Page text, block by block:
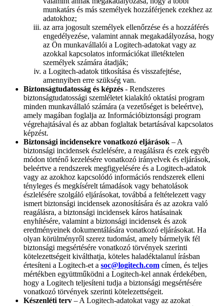
munkatárs és más személyek hozzáférjenek ezekhez az
adatokhoz;
az arra jogosult személyek ellenőrzése és a hozzáférés
engedélyezése, valamint annak megakadályozása, hogy
az Ön munkavállalói a Logitech-adatokat vagy az
azokkal kapcsolatos információkat illetéktelen
személyek számára átadják;
a Logitech-adatok titkosítása és visszafejtése,
amennyiben erre szükség van.
Biztonságtudatosság és képzés - Rendszeres
biztonságtudatossági szemléletet kialakító oktatási program
minden munkavállaló számára (a vezetőséget is beleértve),
amely magában foglalja az Információbiztonsági program
végrehajtásával és az abban foglaltak betartásával kapcsolatos
képzést.
Biztonsági incidensekre vonatkozó eljárások – A
biztonsági incidensek észlelésére, a reagálásra és ezek egyéb
módon történő kezelésére vonatkozó irányelvek és eljárások,
beleértve a rendszerek megfigyelésére és a Logitech-adatok
vagy az azokhoz kapcsolódó információs rendszerek elleni
tényleges és megkísérelt támadások vagy behatolások
észlelésére szolgáló eljárásokat, továbbá a feltételezett vagy
ismert biztonsági incidensek azonosítására és az azokra való
reagálásra, a biztonsági incidensek káros hatásainak
enyhítésére, valamint a biztonsági incidensek és azok
eredményeinek dokumentálására vonatkozó eljárásokat. Ha
olyan körülményről szerez tudomást, amely bármelyik fél
biztonsági megsértésére vonatkozó törvények szerinti
kötelezettségeit kiválthatja, köteles haladéktalanul írásban
értesíteni a Logitech-et a soc@logitech.com címen, és teljes
mértékben együttműködni a Logitech-kel annak érdekében,
hogy a Logitech teljesíteni tudja a biztonsági megsértésére
vonatkozó törvények szerinti kötelezettségeit.
Készenléti terv – A Logitech-adatokat vagy az azokat